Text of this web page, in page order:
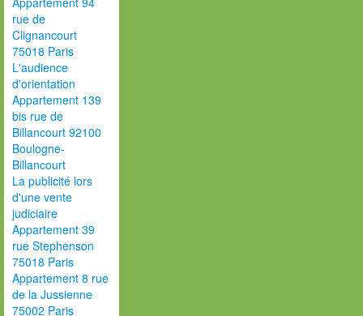
rue de
Clignancourt
75018 Paris
L'audience
d'orientation
Appartement 139
bis rue de
Billancourt 92100
Boulogne-
Billancourt
La publicité lors
d'une vente
judiciaire
Appartement 39
rue Stephenson
75018 Paris
Appartement 8 rue
de la Jussienne
75002 Paris